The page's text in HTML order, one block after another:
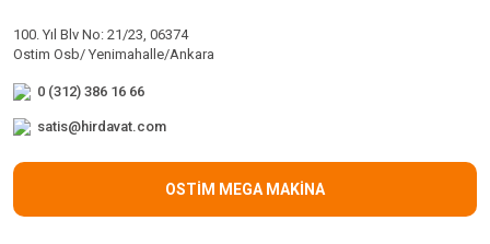
100. Yıl Blv No: 21/23, 06374
Ostim Osb/ Yenimahalle/Ankara
0 (312) 386 16 66
satis@hirdavat.com
OSTİM MEGA MAKİNA